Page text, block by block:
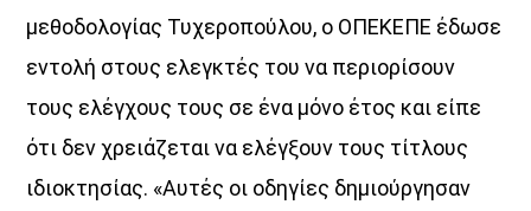
µεθοδολογίας Τυχεροπούλου, ο ΟΠΕΚΕΠΕ έδωσε
εντολή στους ελεγκτές του να περιορίσουν
τους ελέγχους τους σε ένα µόνο έτος και είπε
ότι δεν χρειάζεται να ελέγξουν τους τίτλους
ιδιοκτησίας. «Αυτές οι οδηγίες δηµιούργησαν